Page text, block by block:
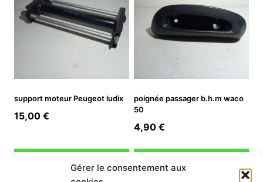
Gérer le consentement aux
support moteur Peugeot ludix
15,00 €
poignée passager b.h.m waco
50
4,90 €